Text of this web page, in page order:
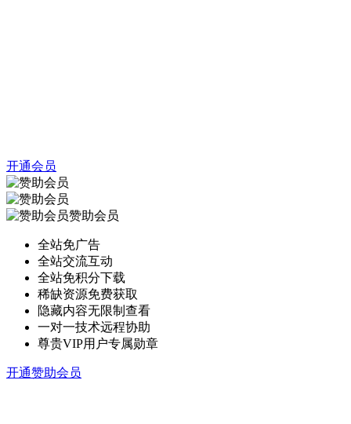
开通会员
赞助会员
全站免广告
全站交流互动
全站免积分下载
稀缺资源免费获取
隐藏内容无限制查看
一对一技术远程协助
尊贵VIP用户专属勋章
开通赞助会员